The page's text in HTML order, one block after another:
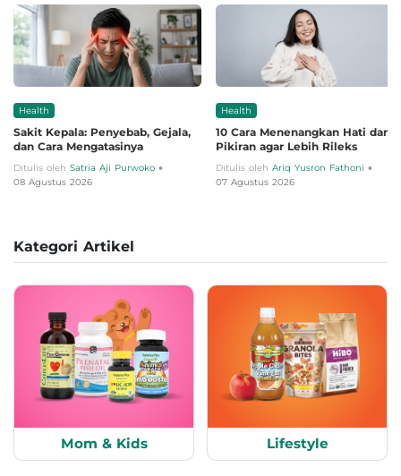
Health
Sakit Kepala: Penyebab, Gejala,
dan Cara Mengatasinya
Ditulis oleh Satria Aji Purwoko •
08 Agustus 2026
Health
10 Cara Menenangkan Hati dan
Pikiran agar Lebih Rileks
Ditulis oleh Ariq Yusron Fathoni •
07 Agustus 2026
Kategori Artikel
Mom & Kids Lifestyle